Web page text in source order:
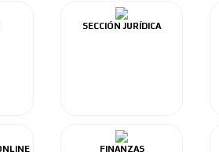
SECCIÓN JURÍDICA
FINANZAS